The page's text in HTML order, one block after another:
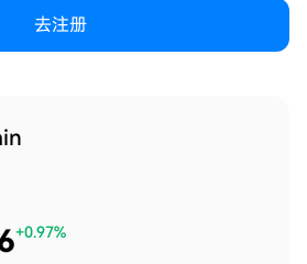
去注册
+0.97%